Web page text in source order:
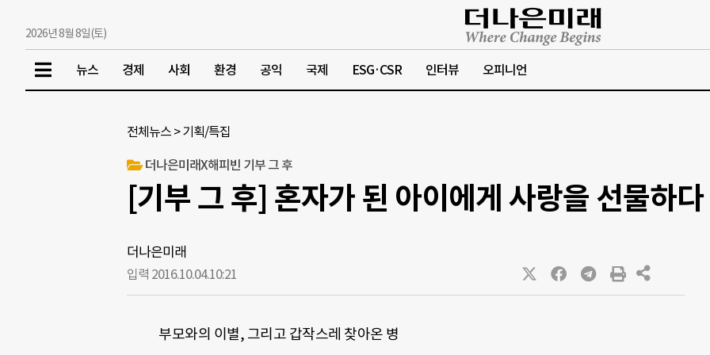
2026년 8월 8일(토)
뉴스 경제 사회 환경 공익 국제 ESG·CSR 인터뷰 오피니언
전체뉴스 >기획/특집
더나은미래X해피빈 기부 그 후
[기부 그 후] 혼자가 된 아이에게 사랑을 선물하다
더나은미래
입력 2016.10.04.10:21
부모와의 이별, 그리고 갑작스레 찾아온 병